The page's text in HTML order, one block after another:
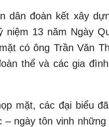
đoàn kết xây
niệm 13 năm Ngày
có ông Trần Văn
thể và các gia
mặt, các đại biểu
– ngày tôn vinh những